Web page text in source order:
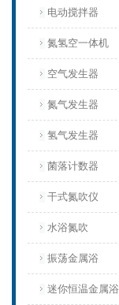
电动搅拌器
氮氢空一体机
空气发生器
氮气发生器
氢气发生器
菌落计数器
干式氮吹仪
水浴氮吹
振荡金属浴
迷你恒温金属浴